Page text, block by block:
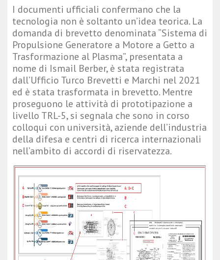
I documenti ufficiali confermano che la
tecnologia non è soltanto un’idea teorica. La
domanda di brevetto denominata “Sistema di
Propulsione Generatore a Motore a Getto a
Trasformazione al Plasma”, presentata a
nome di Ismail Berber, è stata registrata
dall’Ufficio Turco Brevetti e Marchi nel 2021
ed è stata trasformata in brevetto. Mentre
proseguono le attività di prototipazione a
livello TRL-5, si segnala che sono in corso
colloqui con università, aziende dell’industria
della difesa e centri di ricerca internazionali
nell’ambito di accordi di riservatezza.